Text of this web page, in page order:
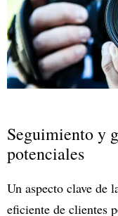
Seguimiento y
potenciales
Un aspecto clave de
eficiente de clientes